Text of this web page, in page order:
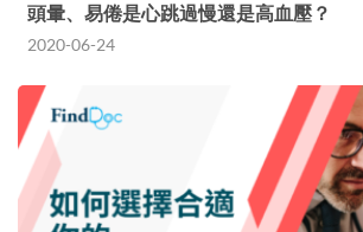
頭暈、易倦是心跳過慢還是高血壓？
2020-06-24